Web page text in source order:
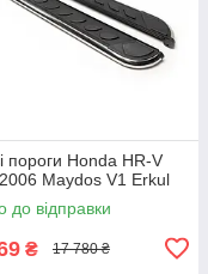
пороги Honda HR-V
Maydos V1 Erkul
до відправки
₴ 17 780 ₴